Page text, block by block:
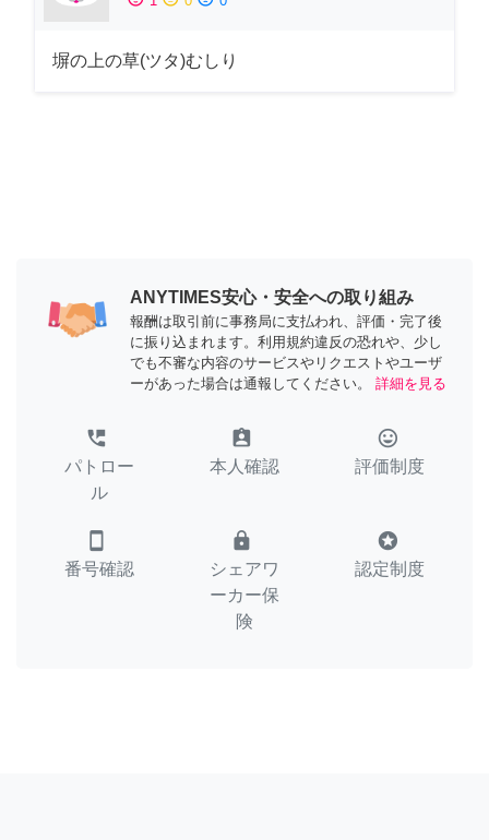
塀の上の草(ツタ)むしり
ANYTIMES安心・安全への取り組み
報酬は取引前に事務局に支払われ、評価・完了後
に振り込まれます。利用規約違反の恐れや、少し
でも不審な内容のサービスやリクエストやユーザ
ーがあった場合は通報してください。
詳細を見る
perm_phone_msg
パトロー
ル
assignment_ind
本人確認
tag_faces
評価制度
smartphone
番号確認
lock
シェアワ
ーカー保
険
stars
認定制度